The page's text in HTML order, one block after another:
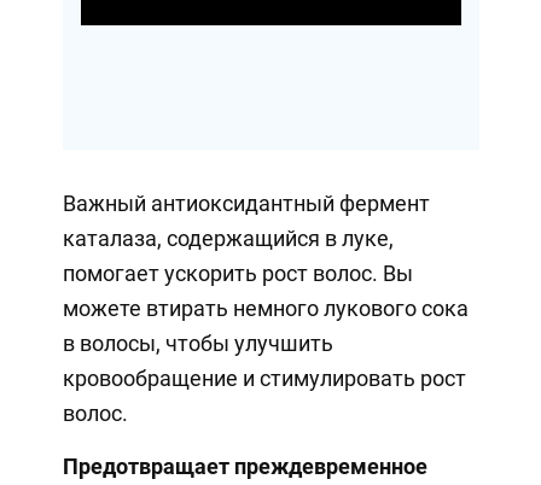
Важный антиоксидантный фермент
каталаза, содержащийся в луке,
помогает ускорить рост волос. Вы
можете втирать немного лукового сока
в волосы, чтобы улучшить
кровообращение и стимулировать рост
волос.
Предотвращает преждевременное